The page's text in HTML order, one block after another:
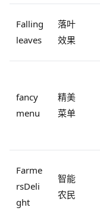
Falling
leaves
落叶
效果
fancy
menu
精美
菜单
Farme
rsDeli
ght
智能
农民